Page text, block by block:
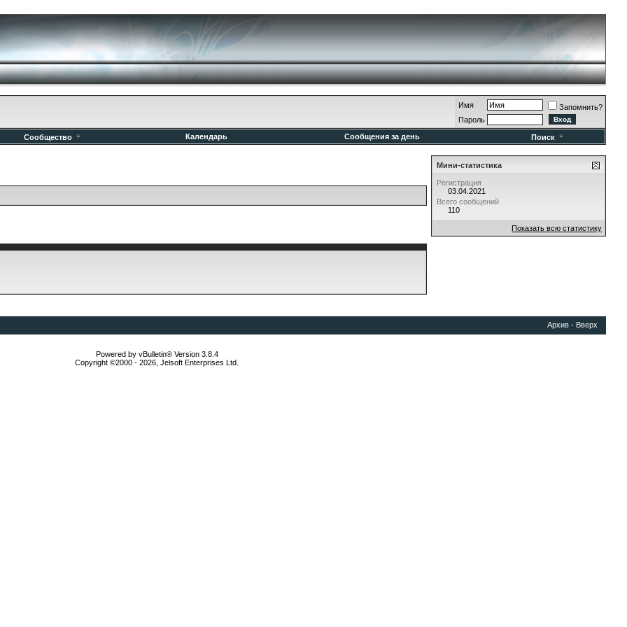
Имя
Запомнить?
Пароль
Сообщество Календарь Сообщения за день Поиск
Мини-статистика
Регистрация
03.04.2021
Всего сообщений
110
Показать всю статистику
Архив - Вверх
Powered by vBulletin® Version 3.8.4
Copyright ©2000 - 2026, Jelsoft Enterprises Ltd.